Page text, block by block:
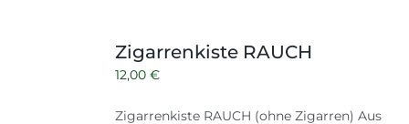
Zigarrenkiste RAUCH
12,00 €
Zigarrenkiste RAUCH (ohne Zigarren) Aus